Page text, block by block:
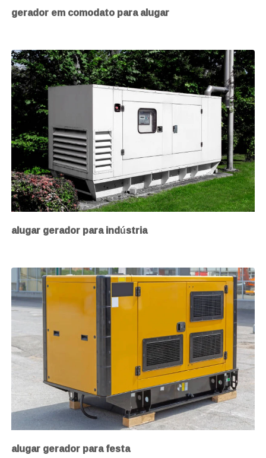
gerador em comodato para alugar
alugar gerador para indústria
alugar gerador para festa